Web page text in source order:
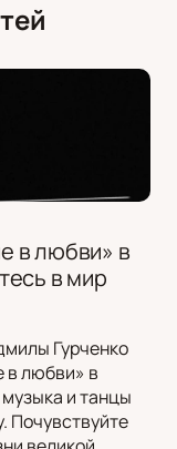
в любви» в
в мир
Гурченко
в любви» в
и танцы
Почувствуйте